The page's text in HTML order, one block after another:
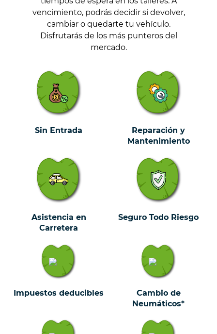
vencimiento, podrás decidir si devolver,
cambiar o quedarte tu vehículo.
Disfrutarás de los más punteros del
mercado.
Sin Entrada
Reparación y
Mantenimiento
Asistencia en
Carretera
Seguro Todo Riesgo
Impuestos deducibles
Cambio de
Neumáticos*